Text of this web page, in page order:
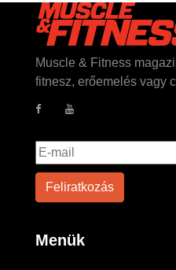
Muscle & Fitness
fitnesz, erőemelés vagy
Menük